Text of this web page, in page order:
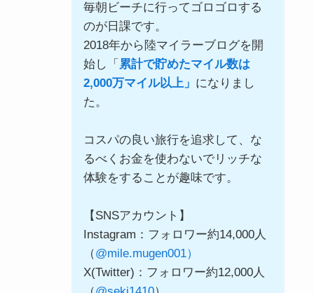
毎朝ビーチに行ってゴロゴロする
のが日課です。
2018年から陸マイラーブログを開
始し「 累計で貯めたマイル数は
2,000万マイル以上」 になりまし
た。
コスパの良い旅行を追求して、な
るべくお金を使わないでリッチな
体験をすることが趣味です。
【SNSアカウント】
Instagram：フォロワー約14,000人
（@mile.mugen001）
X(Twitter)：フォロワー約12,000人